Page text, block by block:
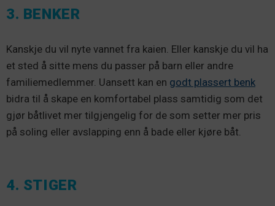
3. BENKER
Kanskje du vil nyte vannet fra kaien. Eller kanskje du vil ha
et sted å sitte mens du passer på barn eller andre
familiemedlemmer. Uansett kan en godt plassert benk
bidra til å skape en komfortabel plass samtidig som det
gjør båtlivet mer tilgjengelig for de som setter mer pris
på soling eller avslapping enn å bade eller kjøre båt.
4. STIGER